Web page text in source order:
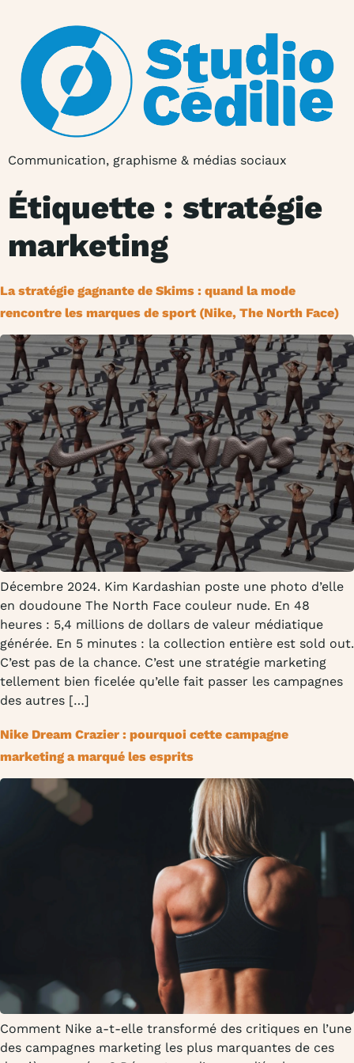
Communication, graphisme & médias sociaux
Étiquette : stratégie
marketing
La stratégie gagnante de Skims : quand la mode
rencontre les marques de sport (Nike, The North Face)
Décembre 2024. Kim Kardashian poste une photo d’elle
en doudoune The North Face couleur nude. En 48
heures : 5,4 millions de dollars de valeur médiatique
générée. En 5 minutes : la collection entière est sold out.
C’est pas de la chance. C’est une stratégie marketing
tellement bien ficelée qu’elle fait passer les campagnes
des autres […]
Nike Dream Crazier : pourquoi cette campagne
marketing a marqué les esprits
Comment Nike a-t-elle transformé des critiques en l’une
des campagnes marketing les plus marquantes de ces